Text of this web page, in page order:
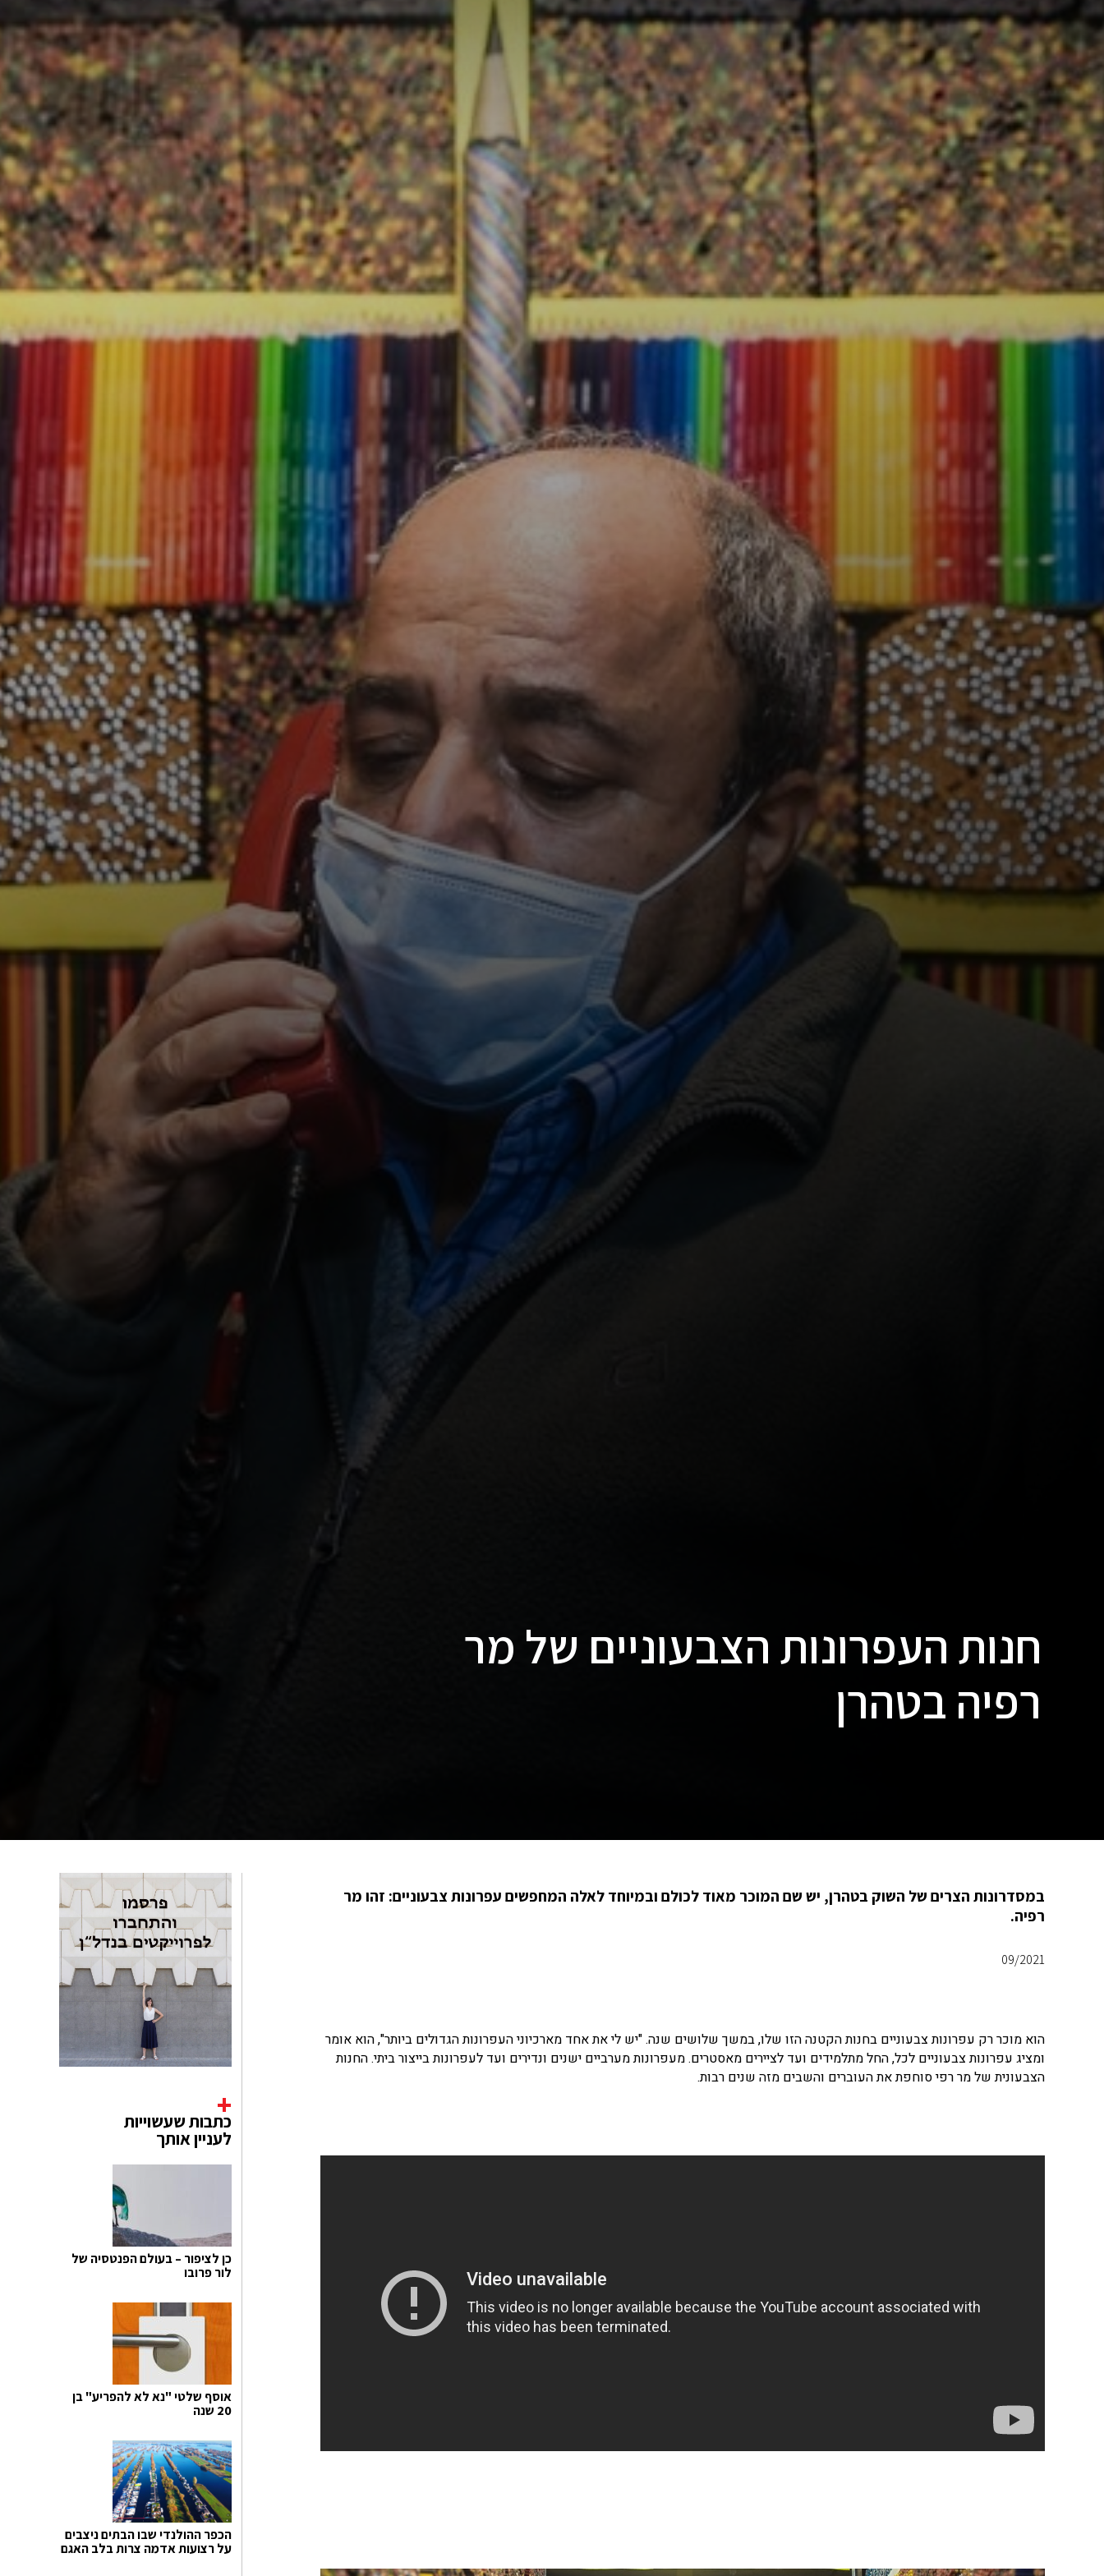
חנות העפרונות הצבעוניים של מר
רפיה בטהרן
במסדרונות הצרים של השוק בטהרן, יש שם המוכר מאוד לכולם ובמיוחד לאלה המחפשים עפרונות צבעוניים: זהו מר
רפיה.
09/2021
הוא מוכר רק עפרונות צבעוניים בחנות הקטנה הזו שלו, במשך שלושים שנה. "יש לי את אחד מארכיוני העפרונות הגדולים ביותר", הוא אומר
ומציג עפרונות צבעוניים לכל, החל מתלמידים ועד לציירים מאסטרים. מעפרונות מערביים ישנים ונדירים ועד לעפרונות בייצור ביתי. החנות
הצבעונית של מר רפי סוחפת את העוברים והשבים מזה שנים רבות.
כתבות שעשוייות
לעניין אותך
כן לציפור – בעולם הפנטסיה של
לור פרובו
אוסף שלטי "נא לא להפריע" בן
20 שנה
הכפר ההולנדי שבו הבתים ניצבים
על רצועות אדמה צרות בלב האגם